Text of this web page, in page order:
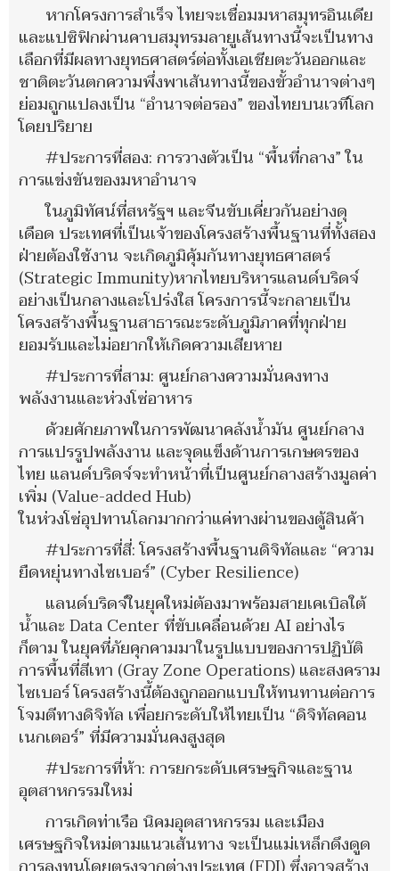
หากโครงการสำเร็จ ไทยจะเชื่อมมหาสมุทรอินเดีย
และแปซิฟิกผ่านคาบสมุทรมลายูเส้นทางนี้จะเป็นทาง
เลือกที่มีผลทางยุทธศาสตร์ต่อทั้งเอเชียตะวันออกและ
ชาติตะวันตกความพึ่งพาเส้นทางนี้ของขั้วอำนาจต่างๆ
ย่อมถูกแปลงเป็น “อำนาจต่อรอง” ของไทยบนเวทีโลก
โดยปริยาย
#ประการที่สอง: การวางตัวเป็น “พื้นที่กลาง” ใน
การแข่งขันของมหาอำนาจ
ในภูมิทัศน์ที่สหรัฐฯ และจีนขับเคี่ยวกันอย่างดุ
เดือด ประเทศที่เป็นเจ้าของโครงสร้างพื้นฐานที่ทั้งสอง
ฝ่ายต้องใช้งาน จะเกิดภูมิคุ้มกันทางยุทธศาสตร์
(Strategic Immunity)หากไทยบริหารแลนด์บริดจ์
อย่างเป็นกลางและโปร่งใส โครงการนี้จะกลายเป็น
โครงสร้างพื้นฐานสาธารณะระดับภูมิภาคที่ทุกฝ่าย
ยอมรับและไม่อยากให้เกิดความเสียหาย
#ประการที่สาม: ศูนย์กลางความมั่นคงทาง
พลังงานและห่วงโซ่อาหาร
ด้วยศักยภาพในการพัฒนาคลังน้ำมัน ศูนย์กลาง
การแปรรูปพลังงาน และจุดแข็งด้านการเกษตรของ
ไทย แลนด์บริดจ์จะทำหน้าที่เป็นศูนย์กลางสร้างมูลค่า
เพิ่ม (Value-added Hub)
ในห่วงโซ่อุปทานโลกมากกว่าแค่ทางผ่านของตู้สินค้า
#ประการที่สี่: โครงสร้างพื้นฐานดิจิทัลและ “ความ
ยืดหยุ่นทางไซเบอร์” (Cyber Resilience)
แลนด์บริดจ์ในยุคใหม่ต้องมาพร้อมสายเคเบิลใต้
น้ำและ Data Center ที่ขับเคลื่อนด้วย AI อย่างไร
ก็ตาม ในยุคที่ภัยคุกคามมาในรูปแบบของการปฏิบัติ
การพื้นที่สีเทา (Gray Zone Operations) และสงคราม
ไซเบอร์ โครงสร้างนี้ต้องถูกออกแบบให้ทนทานต่อการ
โจมตีทางดิจิทัล เพื่อยกระดับให้ไทยเป็น “ดิจิทัลคอน
เนกเตอร์” ที่มีความมั่นคงสูงสุด
#ประการที่ห้า: การยกระดับเศรษฐกิจและฐาน
อุตสาหกรรมใหม่
การเกิดท่าเรือ นิคมอุตสาหกรรม และเมือง
เศรษฐกิจใหม่ตามแนวเส้นทาง จะเป็นแม่เหล็กดึงดูด